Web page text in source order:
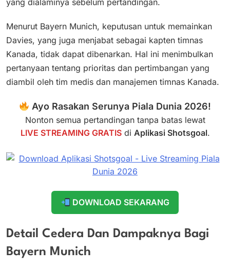
yang dialaminya sebelum pertandingan.
Menurut Bayern Munich, keputusan untuk memainkan
Davies, yang juga menjabat sebagai kapten timnas
Kanada, tidak dapat dibenarkan. Hal ini menimbulkan
pertanyaan tentang prioritas dan pertimbangan yang
diambil oleh tim medis dan manajemen timnas Kanada.
Ayo Rasakan Serunya Piala Dunia 2026!
Nonton semua pertandingan tanpa batas lewat
LIVE STREAMING GRATISdi Aplikasi Shotsgoal.
DOWNLOAD SEKARANG
Detail Cedera Dan Dampaknya Bagi
Bayern Munich